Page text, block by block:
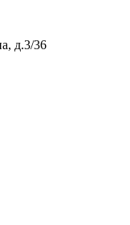
д.3/36